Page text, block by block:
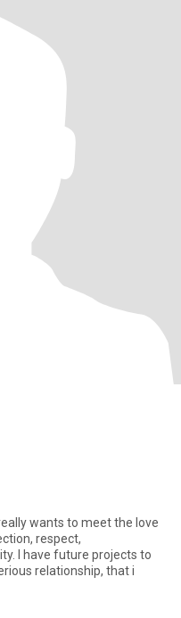
wants to meet the love
respect,
I have future projects to
relationship, that i